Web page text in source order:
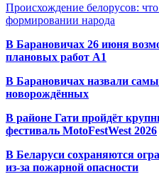
Происхождение белорусов:
формировании народа
В Барановичах 26 июня
плановых работ A1
В Барановичах назвали
новорождённых
В районе Гати пройдёт
фестиваль MotoFestWest 2026
В Беларуси сохраняются
из-за пожарной опасности